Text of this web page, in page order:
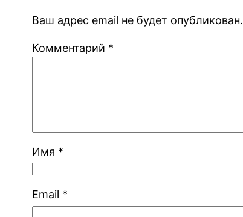
Ваш адрес email не будет опубликован.
Комментарий *
Имя *
Email *